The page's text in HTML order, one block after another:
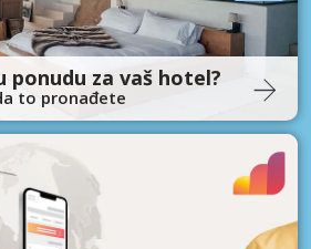
ponudu za vaš hotel?
to pronađete